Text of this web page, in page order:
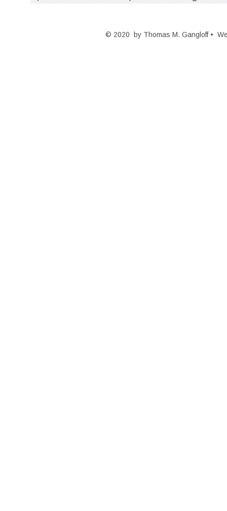
© 2020  by Thomas M. Gangloff •